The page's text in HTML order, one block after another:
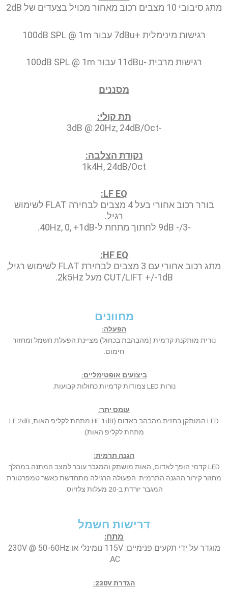
מתג סיבובי 10 מצבים רכוב מאחור מכויל בצעדים של 2dB
רגישות מינימלית +7dBu עבור 100dB SPL @ 1m
רגישות מרבית -11dBu עבור 100dB SPL @ 1m
מסננים
תת קולי:
-3dB @ 20Hz, 24dB/Oct
נקודת הצלבה:
1k4H, 24dB/Oct
LF EQ:
בורר רכוב אחורי בעל 4 מצבים לבחירה FLAT לשימוש
רגיל.
-3/- 9dB לחתוך מתחת ל-40Hz, 0, +1dB.
HF EQ:
מתג רכוב אחורי עם 3 מצבים לבחירת FLAT לשימוש רגיל,
CUT/LIFT +/-1dB מעל 2k5Hz.
דרישות חשמל
מתח:
מוגדר על ידי תקעים פנימיים: 115V נומינלי או 230V @ 50-60Hz
AC.
הגדרת 230V:
מחוונים
הפעלה:
נורית מותקנת קדמית (מהבהבת בכחול) מציינת הפעלת חשמל ומחזור
חימום.
ביצועים אופטימליים:
נורות LED צמודות קדמיות כחולות קבועות.
עומס יתר:
LED המותקן בחזית מהבהב באדום (HF 1dB מתחת לקליפ האות, LF 2dB
מתחת לקליפ האות)
הגנה תרמית:
LED קדמי הופך לאדום, האות מושתק והמגבר עובר למצב המתנה במהלך
מחזור קירור ההגנה התרמית. הפעולה הרגילה מתחדשת כאשר טמפרטורת
המגבר יורדת ב-20 מעלות צלזיוס.